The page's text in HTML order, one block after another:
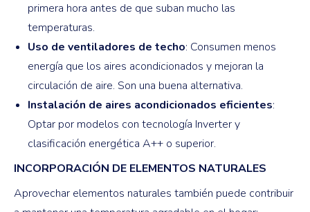
primera hora antes de que suban mucho las
temperaturas.
Uso de ventiladores de techo: Consumen menos
energía que los aires acondicionados y mejoran la
circulación de aire. Son una buena alternativa.
Instalación de aires acondicionados eficientes:
Optar por modelos con tecnología Inverter y
clasificación energética A++ o superior.
INCORPORACIÓN DE ELEMENTOS NATURALES
Aprovechar elementos naturales también puede contribuir